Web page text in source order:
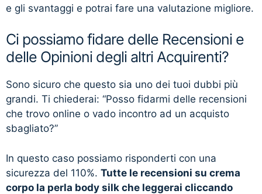
e gli svantaggi e potrai fare una valutazione migliore.
Ci possiamo fidare delle Recensioni e
delle Opinioni degli altri Acquirenti?
Sono sicuro che questo sia uno dei tuoi dubbi più
grandi. Ti chiederai: “Posso fidarmi delle recensioni
che trovo online o vado incontro ad un acquisto
sbagliato?”
In questo caso possiamo risponderti con una
sicurezza del 110%. Tutte le recensioni su crema
corpo la perla body silk che leggerai cliccando